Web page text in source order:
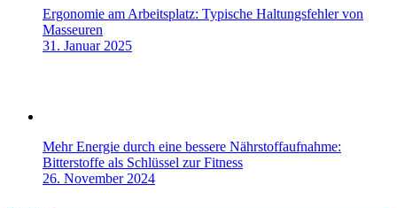
Ergonomie am Arbeitsplatz: Typische Haltungsfehler von
Masseuren
31. Januar 2025
Mehr Energie durch eine bessere Nährstoffaufnahme:
Bitterstoffe als Schlüssel zur Fitness
26. November 2024